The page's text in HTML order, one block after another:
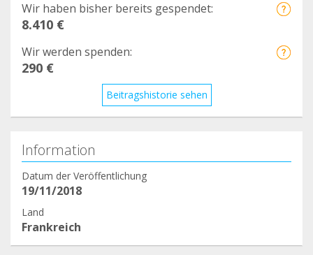
Wir haben bisher bereits gespendet:
8.410 €
Wir werden spenden:
290 €
Beitragshistorie sehen
Information
Datum der Veröffentlichung
19/11/2018
Land
Frankreich